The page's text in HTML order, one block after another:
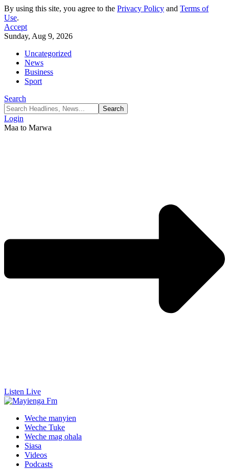
By using this site, you agree to the Privacy Policy and Terms of
Use.
Accept
Sunday, Aug 9, 2026
Uncategorized
News
Business
Sport
Search
Login
Maa to Marwa
Listen Live
Weche manyien
Weche Tuke
Weche mag ohala
Siasa
Videos
Podcasts